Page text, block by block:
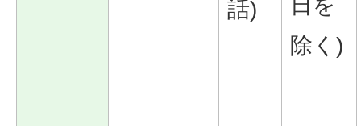
話)
日を
除く)